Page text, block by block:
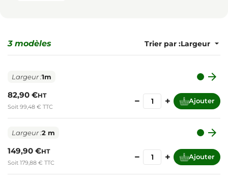
3 modèles Trier par :
Largeur :1m 
82,90 €HT
Soit 99,48 € TTC
− + Ajouter
Largeur :2 m 
149,90 €HT
Soit 179,88 € TTC
− + Ajouter